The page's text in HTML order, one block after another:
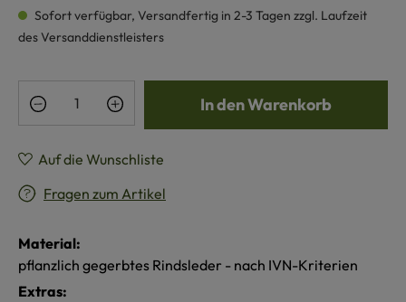
Sofort verfügbar, Versandfertig in 2-3 Tagen zzgl. Laufzeit
des Versanddienstleisters
Produkt Anzahl: Gib den gewünschten
In den Warenkorb
Auf die Wunschliste
Fragen zum Artikel
Material:
pflanzlich gegerbtes Rindsleder - nach IVN-Kriterien
Extras: